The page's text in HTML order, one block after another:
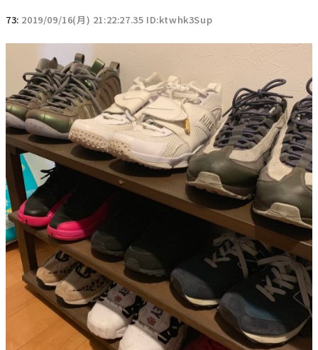
73: 2019/09/16(月) 21:22:27.35 ID:ktwhk3Sup